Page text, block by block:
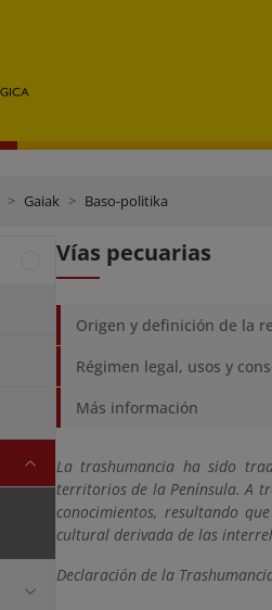
Gaiak Baso-politika
Vías pecuarias
Origen y definición de la
Régimen legal, usos y
Más información
La trashumancia ha sido
territorios de la Península. A
conocimientos, resultando
cultural derivada de las
Declaración de la